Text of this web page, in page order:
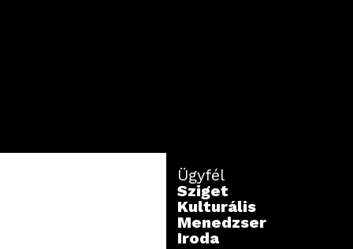
Ügyfél
Sziget
Kulturális
Menedzser
Iroda